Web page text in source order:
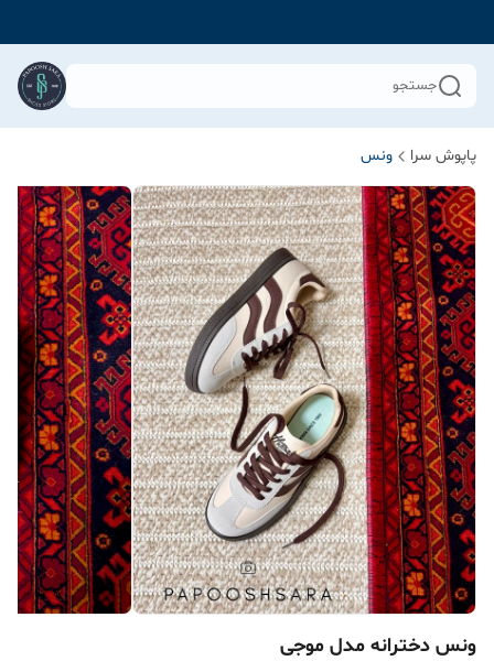
جستجو
پاپوش سرا ونس
ونس دخترانه مدل موجی